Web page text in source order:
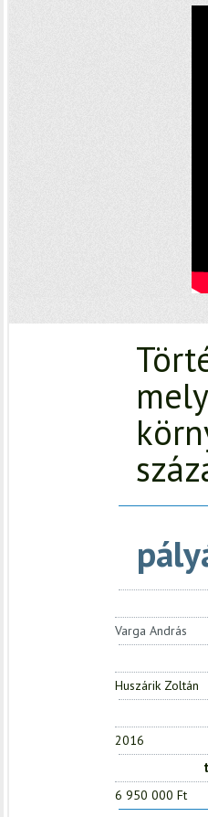
Varga András
Huszárik Zoltán
2016
6 950 000 Ft